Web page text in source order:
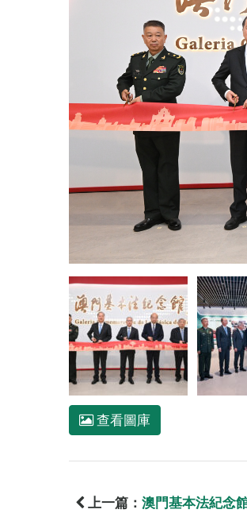
查看圖庫
上一篇： 澳門基本法紀念